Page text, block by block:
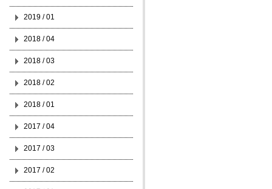
2019 / 01
2018 / 04
2018 / 03
2018 / 02
2018 / 01
2017 / 04
2017 / 03
2017 / 02